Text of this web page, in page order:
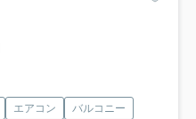
エアコン
バルコニー